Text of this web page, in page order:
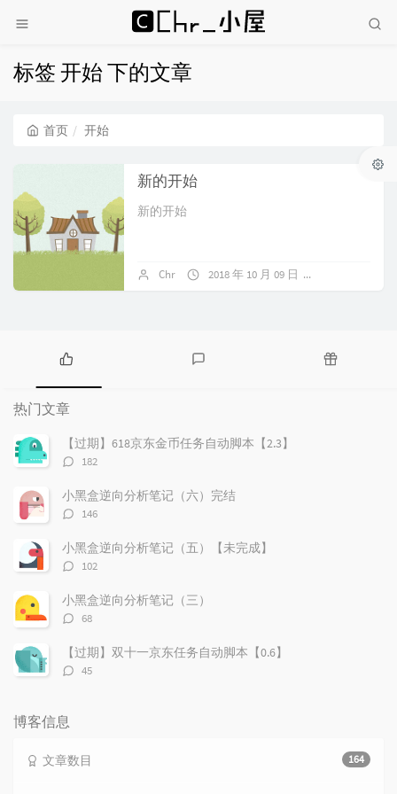
标签 开始 下的文章
首页 开始
新的开始
新的开始
Chr 2018 年 10 月 09 日
热
门
文
章
论
热门文章
【过期】618京东金币任务自动脚本【2.3】
评
数：
182
小黑盒逆向分析笔记（六）完结
评
数：
146
小黑盒逆向分析笔记（五）【未完成】
评
数：
102
小黑盒逆向分析笔记（三）
评
数：
68
【过期】双十一京东任务自动脚本【0.6】
评
45
博客信息
164
文章数目